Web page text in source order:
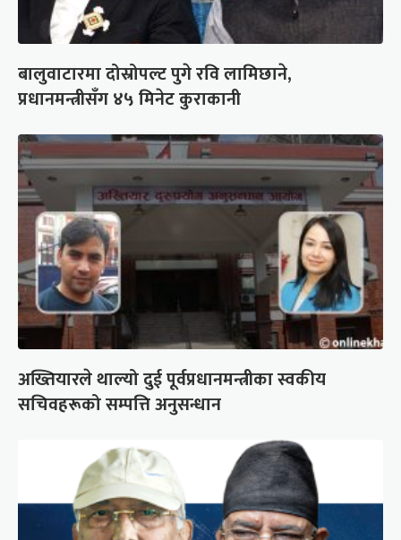
बालुवाटारमा दोस्रोपल्ट पुगे रवि लामिछाने,
प्रधानमन्त्रीसँग ४५ मिनेट कुराकानी
अख्तियारले थाल्यो दुई पूर्वप्रधानमन्त्रीका स्वकीय
सचिवहरूको सम्पत्ति अनुसन्धान